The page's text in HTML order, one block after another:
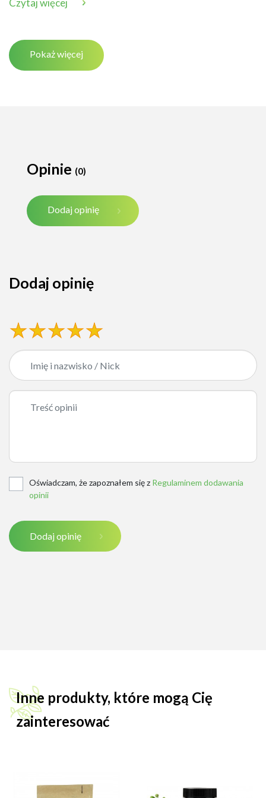
Czytaj więcej
Pokaż więcej
Opinie (0)
Dodaj opinię
Dodaj opinię
Oświadczam, że zapoznałem się z Regulaminem dodawania
opinii
Dodaj opinię
Inne produkty, które mogą Cię
zainteresować